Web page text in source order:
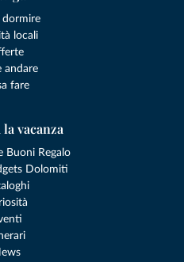
dormire
locali
andare
fare
vacanza
Buoni Regalo
Dolomiti